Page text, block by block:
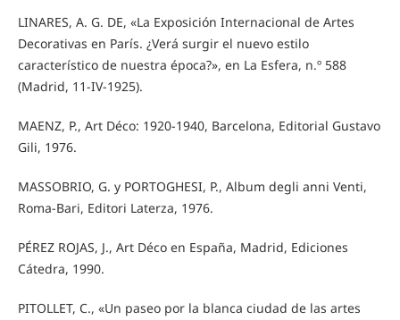
LINARES, A. G. DE, «La Exposición Internacional de Artes
Decorativas en París. ¿Verá surgir el nuevo estilo
característico de nuestra época?», en La Esfera, n.º 588
(Madrid, 11-IV-1925).
MAENZ, P., Art Déco: 1920-1940, Barcelona, Editorial Gustavo
Gili, 1976.
MASSOBRIO, G. y PORTOGHESI, P., Album degli anni Venti,
Roma-Bari, Editori Laterza, 1976.
PÉREZ ROJAS, J., Art Déco en España, Madrid, Ediciones
Cátedra, 1990.
PITOLLET, C., «Un paseo por la blanca ciudad de las artes